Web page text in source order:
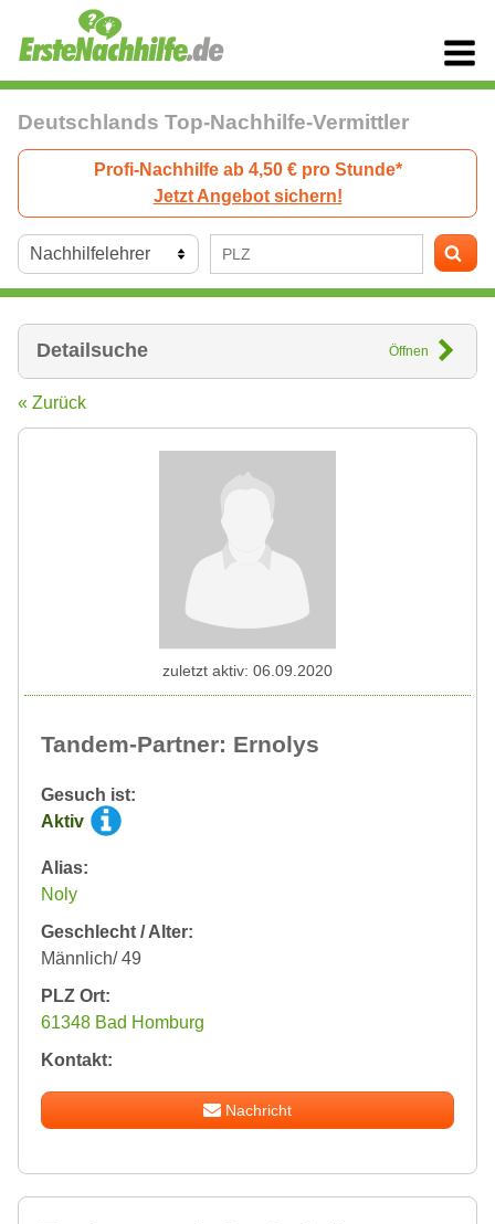
Deutschlands Top-Nachhilfe-Vermittler
Profi-Nachhilfe ab 4,50 € pro Stunde*
Jetzt Angebot sichern!
Detailsuche Öffnen
« Zurück
Tandem-Partner: Ernolys
Gesuch ist:
Aktiv
Alias:
Noly
Geschlecht / Alter:
Männlich/ 49
PLZ Ort:
61348 Bad Homburg
Kontakt:
Nachricht
zuletzt aktiv: 06.09.2020